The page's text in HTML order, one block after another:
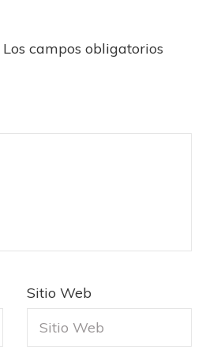
Los campos obligatorios
Sitio Web